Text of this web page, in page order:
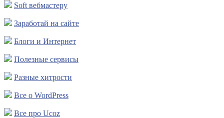
Soft вебмастеру
Заработай на сайте
Блоги и Интернет
Полезные сервисы
Разные хитрости
Все о WordPress
Все про Ucoz